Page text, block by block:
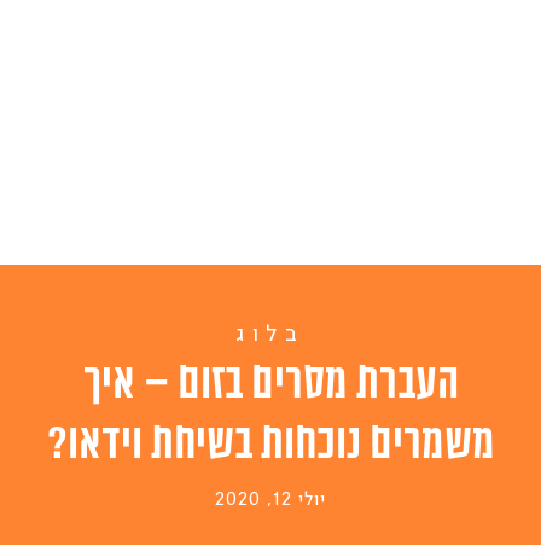
בלוג
העברת מסרים בזום – איך
משמרים נוכחות בשיחת וידאו?
יולי 12, 2020